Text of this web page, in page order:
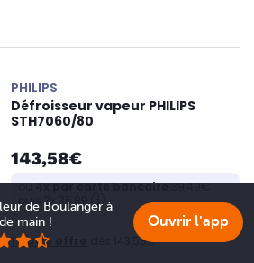
PHILIPS
Défroisseur vapeur PHILIPS
STH7060/80
143,58€
ou4x par carte bancaire39,49€
puis 3x 35,89
1 autre offre dès 143,58€
de Boulanger à
main !
Ouvrir l'app